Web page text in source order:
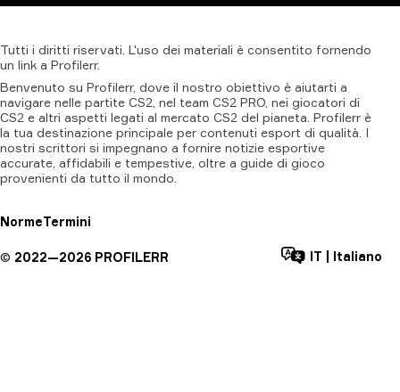
Tutti i diritti riservati. L'uso dei materiali è consentito fornendo
un link a Profilerr.
Benvenuto su Profilerr, dove il nostro obiettivo è aiutarti a
navigare nelle partite CS2, nel team CS2 PRO, nei giocatori di
CS2 e altri aspetti legati al mercato CS2 del pianeta. Profilerr è
la tua destinazione principale per contenuti esport di qualità. I
nostri scrittori si impegnano a fornire notizie esportive
accurate, affidabili e tempestive, oltre a guide di gioco
provenienti da tutto il mondo.
NormeTermini
© 2022—2026 PROFILERR IT Italiano